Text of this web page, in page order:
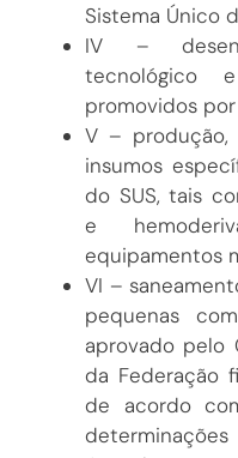
Sistema Único
IV –
tecnológico
promovidos
V – produção,
insumos
do SUS, tais
e
equipamentos
VI –
pequenas
aprovado pelo
da Federação
de acordo